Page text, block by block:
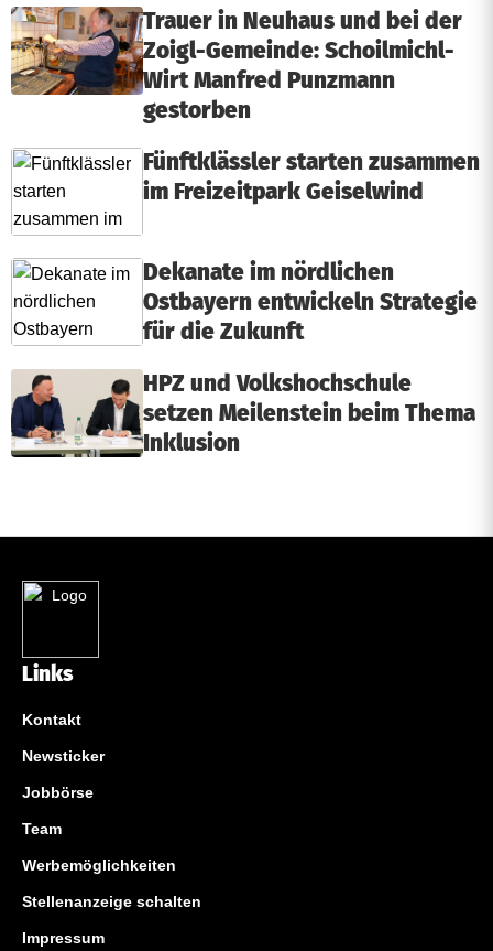
Trauer in Neuhaus und bei der
Zoigl-Gemeinde: Schoilmichl-
Wirt Manfred Punzmann
gestorben
Fünftklässler starten zusammen
im Freizeitpark Geiselwind
Dekanate im nördlichen
Ostbayern entwickeln Strategie
für die Zukunft
HPZ und Volkshochschule
setzen Meilenstein beim Thema
Inklusion
Links
Kontakt
Newsticker
Jobbörse
Team
Werbemöglichkeiten
Stellenanzeige schalten
Impressum